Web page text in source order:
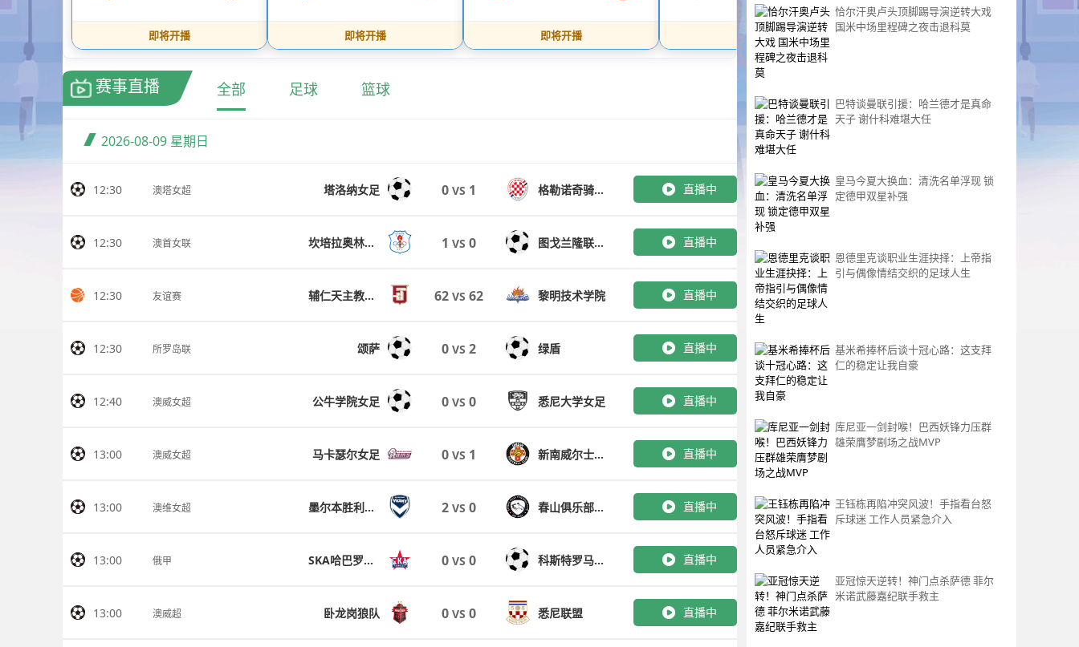
即将开播 即将开播 即将开播 即将开播
赛事直播 全部 足球 篮球
2026-08-09 星期日
12:30 澳塔女超 塔洛纳女足 0 VS 1 格勒诺奇骑士女足 直播中
12:30 澳首女联 坎培拉奥林匹克女足 1 VS 0 图戈兰隆联女足 直播中
12:30 友谊赛 辅仁天主教大学 62 VS 62 黎明技术学院 直播中
12:30 所罗岛联 颂萨 0 VS 2 绿盾 直播中
12:40 澳威女超 公牛学院女足 0 VS 0 悉尼大学女足 直播中
13:00 澳威女超 马卡瑟尔女足 0 VS 1 新南威尔士大学女足 直播中
13:00 澳维女超 墨尔本胜利青年女足 2 VS 0 春山俱乐部女足 直播中
13:00 俄甲 SKA哈巴罗夫斯克 0 VS 0 科斯特罗马斯巴达 直播中
13:00 澳威超 卧龙岗狼队 0 VS 0 悉尼联盟 直播中
恰尔汗奥卢头顶脚踢导演逆转大戏
国米中场里程碑之夜击退科莫
巴特谈曼联引援：哈兰德才是真命
天子 谢什科难堪大任
皇马今夏大换血：清洗名单浮现 锁
定德甲双星补强
恩德里克谈职业生涯抉择：上帝指
引与偶像情结交织的足球人生
基米希捧杯后谈十冠心路：这支拜
仁的稳定让我自豪
库尼亚一剑封喉！巴西妖锋力压群
雄荣膺梦剧场之战MVP
王钰栋再陷冲突风波！手指看台怒
斥球迷 工作人员紧急介入
亚冠惊天逆转！神门点杀萨德 菲尔
米诺武藤嘉纪联手救主